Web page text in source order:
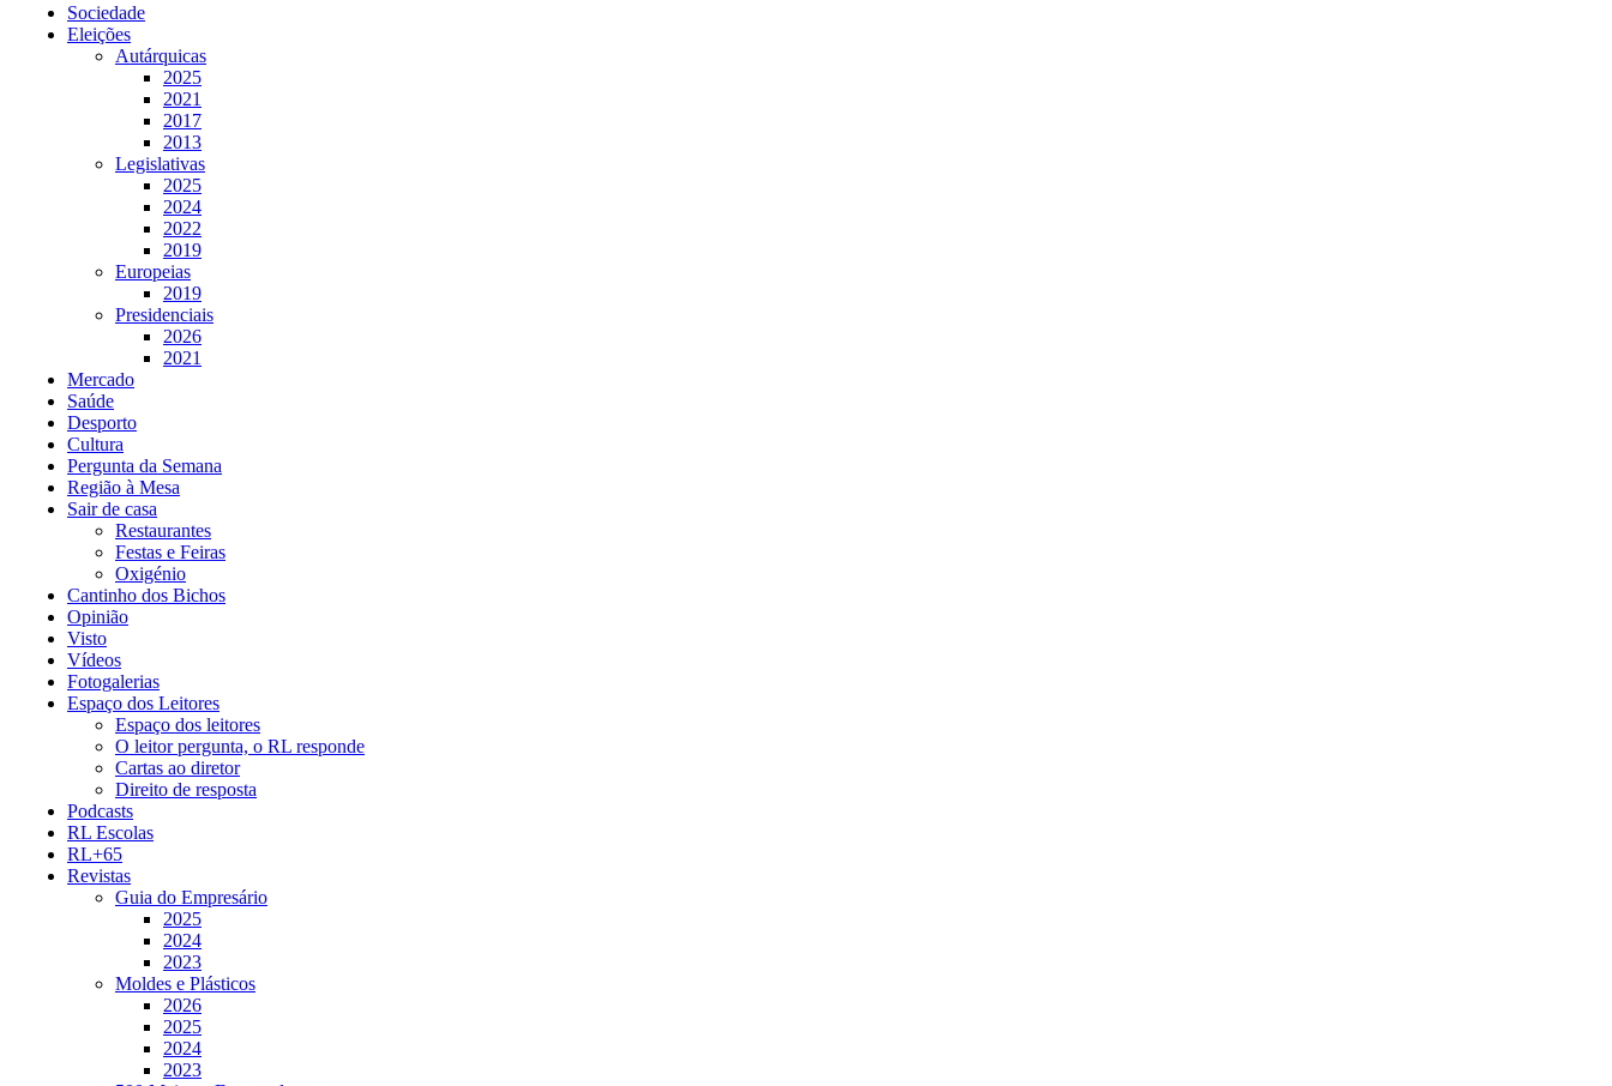
Sociedade
Eleições
Autárquicas
2025
2021
2017
2013
Legislativas
2025
2024
2022
2019
Europeias
2019
Presidenciais
2026
2021
Mercado
Saúde
Desporto
Cultura
Pergunta da Semana
Região à Mesa
Sair de casa
Restaurantes
Festas e Feiras
Oxigénio
Cantinho dos Bichos
Opinião
Visto
Vídeos
Fotogalerias
Espaço dos Leitores
Espaço dos leitores
O leitor pergunta, o RL responde
Cartas ao diretor
Direito de resposta
Podcasts
RL Escolas
RL+65
Revistas
Guia do Empresário
2025
2024
2023
Moldes e Plásticos
2026
2025
2024
2023